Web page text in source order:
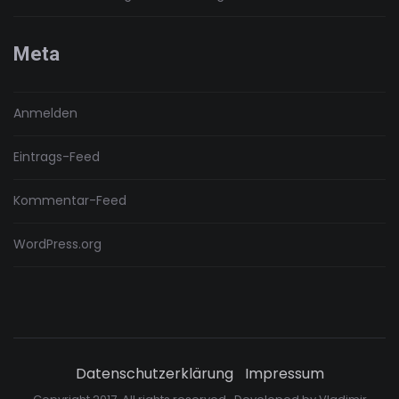
Meta
Anmelden
Eintrags-Feed
Kommentar-Feed
WordPress.org
Datenschutzerklärung Impressum